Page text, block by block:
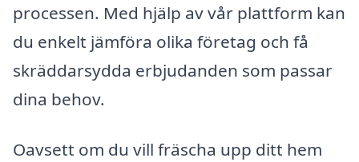
processen. Med hjälp av vår plattform kan
du enkelt jämföra olika företag och få
skräddarsydda erbjudanden som passar
dina behov.
Oavsett om du vill fräscha upp ditt hem